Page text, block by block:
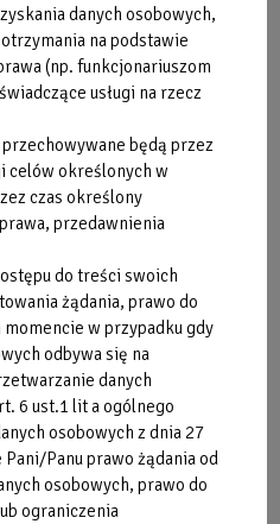
danych osobowych,
na podstawie
(np. funkcjonariuszom
usługi na rzecz
będą przez
celów określonych w
czas określony
przedawnienia
do treści swoich
żądania, prawo do
w przypadku gdy
odbywa się na
danych
6 ust.1 lit a ogólnego
osobowych z dnia 27
Panu prawo żądania od
osobowych, prawo do
ograniczenia